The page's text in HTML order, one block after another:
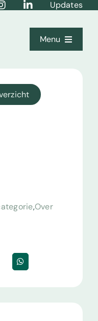
Updates
Menu
,Over